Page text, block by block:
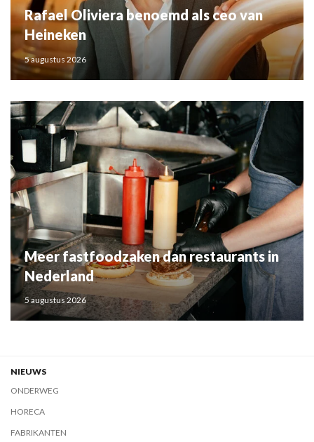
Rafael Oliviera benoemd als ceo van
Heineken
5 augustus 2026
Meer fastfoodzaken dan restaurants in
Nederland
5 augustus 2026
NIEUWS
ONDERWEG
HORECA
FABRIKANTEN